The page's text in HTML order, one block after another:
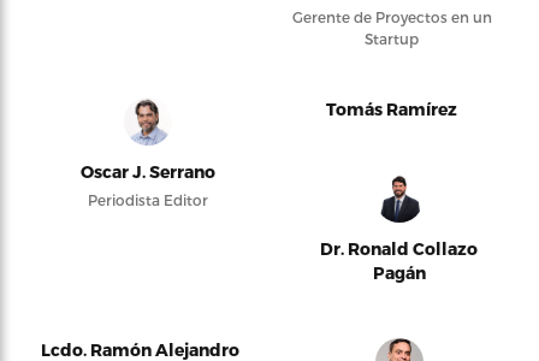
Gerente de Proyectos en un
Startup
Oscar J. Serrano
Periodista Editor
Tomás Ramírez
Dr. Ronald Collazo
Pagán
Lcdo. Ramón Alejandro